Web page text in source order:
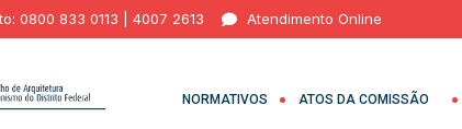
0800 833 0113 | 4007 2613 Atendimento Online
NORMATIVOS ATOS DA COMISSÃO